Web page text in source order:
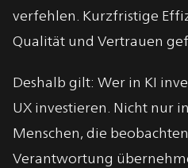
verfehlen. Kurzfristige
Qualität und Vertrauen
Deshalb gilt: Wer in KI
UX investieren. Nicht nur
Menschen, die
Verantwortung